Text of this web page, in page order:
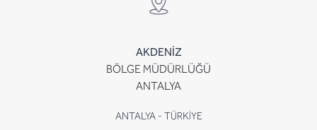
AKDENİZ
BÖLGE MÜDÜRLÜĞÜ
ANTALYA
ANTALYA - TÜRKİYE